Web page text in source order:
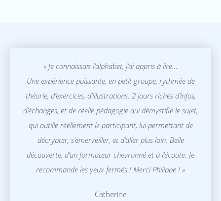
« Je connaissais l’alphabet, j’ai appris à lire…
Une expérience puissante, en petit groupe, rythmée de
théorie, d’exercices, d’illustrations. 2 jours riches d’infos,
d’échanges, et de réelle pédagogie qui démystifie le sujet,
qui outille réellement le participant, lui permettant de
décrypter, s’émerveiller, et d’aller plus loin. Belle
découverte, d’un formateur chevronné et à l’écoute. Je
recommande les yeux fermés ! Merci Philippe ! »
Catherine